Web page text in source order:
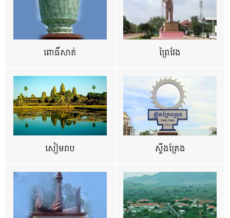
ពោធិ៍សាត់ ព្រៃវែង
សៀមរាប ស្ទឹងត្រែង